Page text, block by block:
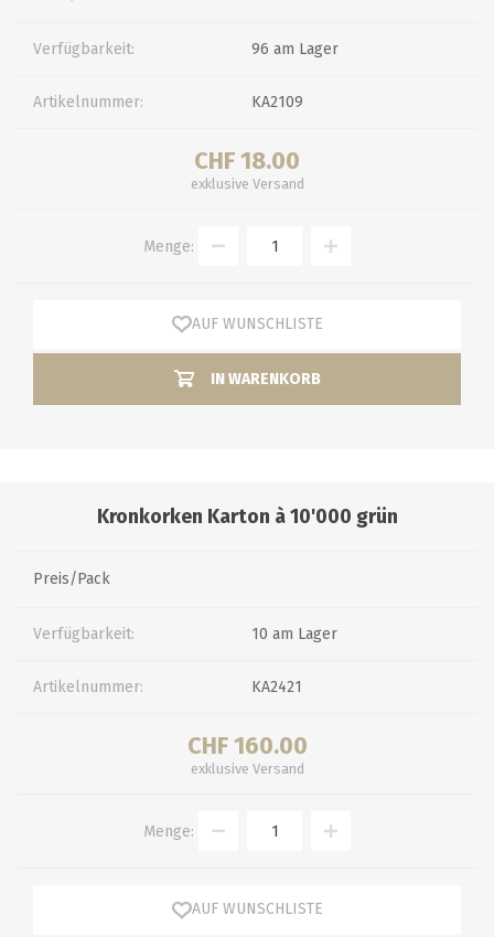
Verfügbarkeit: 96 am Lager
Artikelnummer: KA2109
CHF 18.00
exklusive Versand
Menge:
AUF WUNSCHLISTE
IN WARENKORB
Kronkorken Karton à 10'000 grün
Preis/Pack
Verfügbarkeit: 10 am Lager
Artikelnummer: KA2421
CHF 160.00
exklusive Versand
Menge:
AUF WUNSCHLISTE